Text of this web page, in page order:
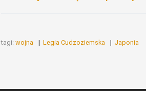
tagi: wojna Legia Cudzoziemska Japonia